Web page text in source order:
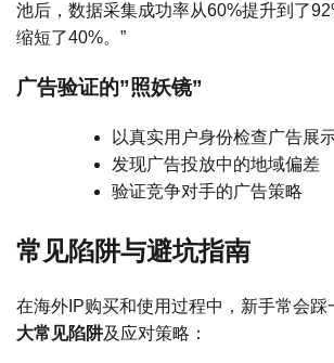
池后，数据采集成功率从60%提升到了
缩短了40%。”
广告验证的”照妖镜”
以真实用户身份检查广告展
发现广告投放中的地域偏差
验证竞争对手的广告策略
常见陷阱与避坑指南
在海外IP购买和使用过程中，新手常会踩
大常见陷阱及应对策略：